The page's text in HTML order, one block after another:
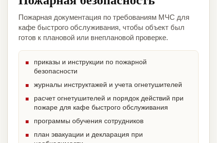
Пожарная документация по требованиям МЧС для
кафе быстрого обслуживания, чтобы объект был
готов к плановой или внеплановой проверке.
приказы и инструкции по пожарной
безопасности
журналы инструктажей и учета огнетушителей
расчет огнетушителей и порядок действий при
пожаре для кафе быстрого обслуживания
программы обучения сотрудников
план эвакуации и декларация при